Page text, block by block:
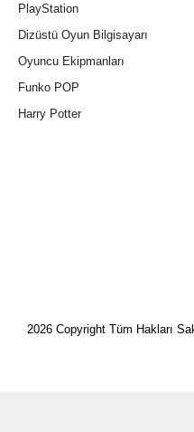
PlayStation
Dizüstü Oyun Bilgisayarı
Oyuncu Ekipmanları
Funko POP
Harry Potter
2026 Copyright Tüm Hakları